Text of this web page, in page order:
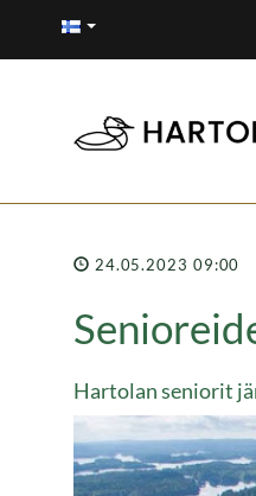
24.05.2023 09:00
Hartolan seniorit